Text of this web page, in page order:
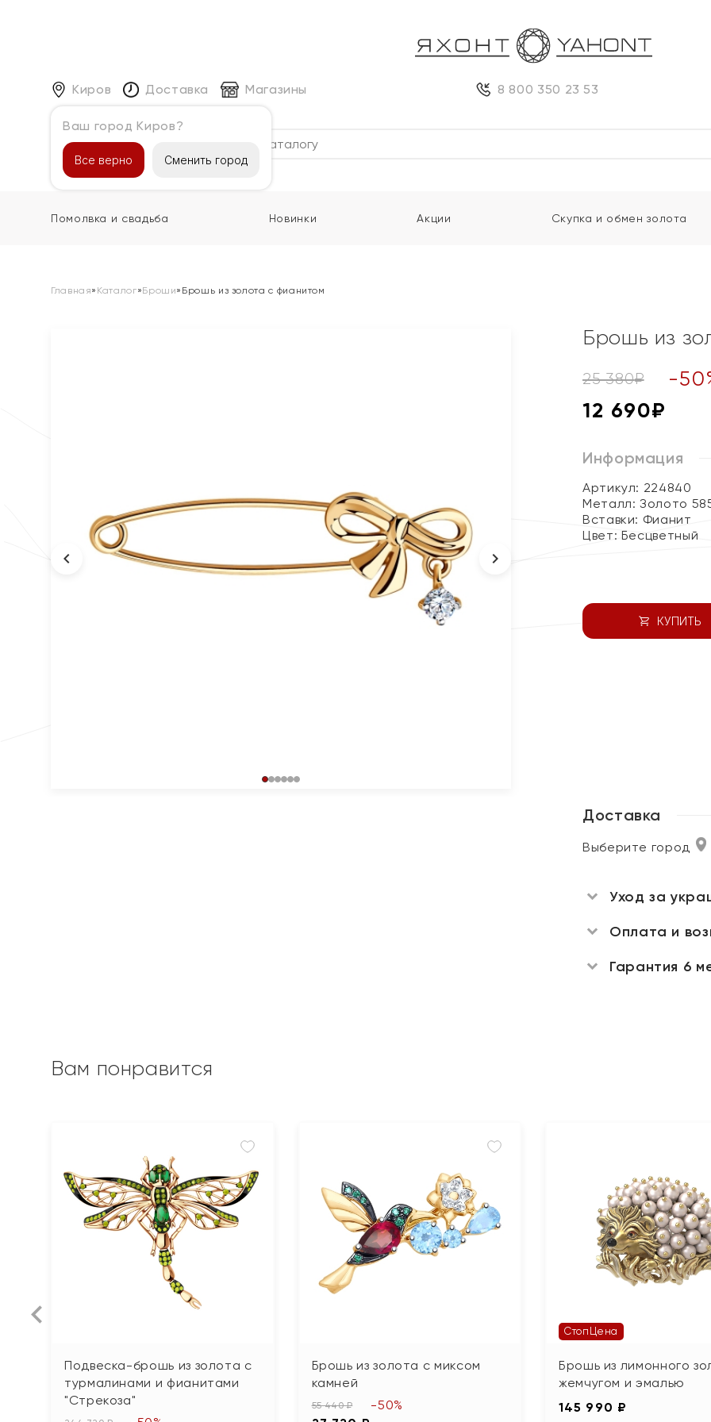
Киров
Ваш город Киров?
Все верно Сменить город
Доставка Магазины 8 800 350 23 53
Каталог
Помолвка и свадьба Новинки Акции Скупка и обмен золота
Главная» Каталог»Броши» Брошь из золота с фианитом
Брошь из
25 380₽ -50
12 690₽
Информация
Артикул: 224840
Металл:Золото
Вставки: Фианит
Цвет: Бесцветный
КУПИТЬ
Доставка
Выберите город
Уход за
Оплата и
Гарантия 6
Вам понравится
Подвеска-брошь из золота с
турмалинами и фианитами
"Стрекоза"
Брошь из золота с миксом
камней
55 440 ₽ -50%
СтопЦена
Брошь из лимонного
жемчугом и эмалью
145 990 ₽